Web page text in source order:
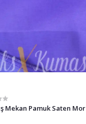
Mekan Pamuk Saten Mor